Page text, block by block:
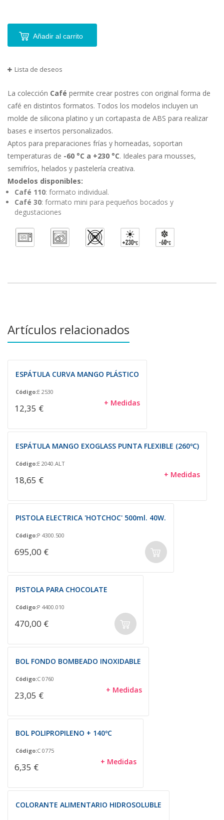
Añadir al carrito
Lista de deseos
La colección Café permite crear postres con original forma de
café en distintos formatos. Todos los modelos incluyen un
molde de silicona platino y un cortapasta de ABS para realizar
bases e insertos personalizados.
Aptos para preparaciones frías y horneadas, soportan
temperaturas de -60 °C a +230 °C. Ideales para mousses,
semifríos, helados y pastelería creativa.
Modelos disponibles:
Café 110: formato individual.
Café 30: formato mini para pequeños bocados y
degustaciones
Artículos relacionados
ESPÁTULA CURVA MANGO PLÁSTICO
Código:E 2530
12,35 € + Medidas
ESPÁTULA MANGO EXOGLASS PUNTA FLEXIBLE (260ºC)
Código:E 2040.ALT
18,65 € + Medidas
PISTOLA ELECTRICA 'HOTCHOC' 500ml. 40W.
Código:P 4300.500
695,00 €
PISTOLA PARA CHOCOLATE
Código:P 4400.010
470,00 €
BOL FONDO BOMBEADO INOXIDABLE
Código:C 0760
23,05 € + Medidas
BOL POLIPROPILENO + 140ºC
Código:C 0775
6,35 € + Medidas
COLORANTE ALIMENTARIO HIDROSOLUBLE